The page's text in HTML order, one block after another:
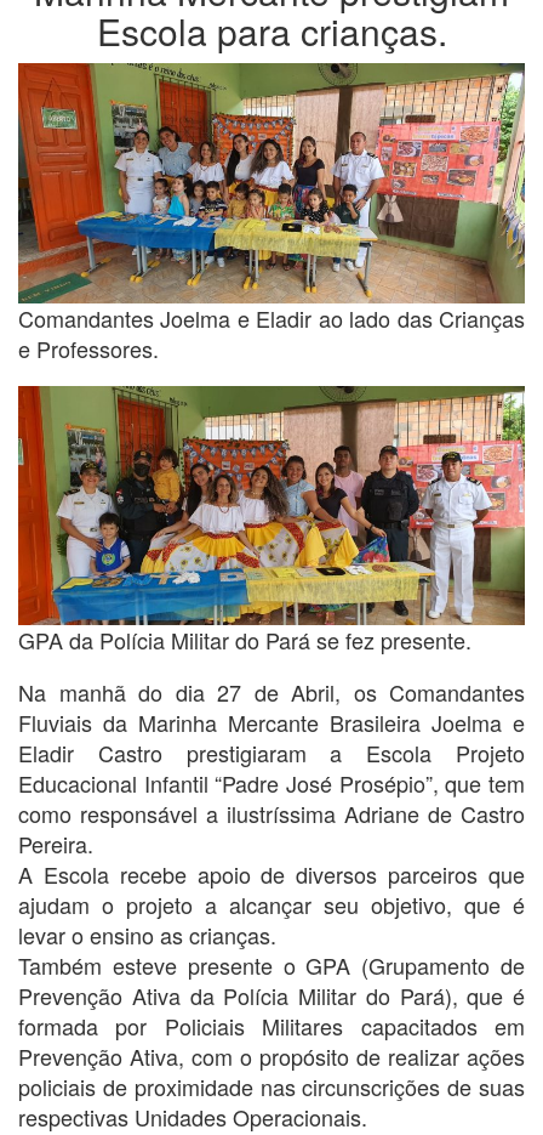
Escola para crianças.
Comandantes Joelma e Eladir ao lado das Crianças
e Professores.
GPA da Polícia Militar do Pará se fez presente.
Na manhã do dia 27 de Abril, os Comandantes
Fluviais da Marinha Mercante Brasileira Joelma e
Eladir Castro prestigiaram a Escola Projeto
Educacional Infantil “Padre José Prosépio”, que tem
como responsável a ilustríssima Adriane de Castro
Pereira.
A Escola recebe apoio de diversos parceiros que
ajudam o projeto a alcançar seu objetivo, que é
levar o ensino as crianças.
Também esteve presente o GPA (Grupamento de
Prevenção Ativa da Polícia Militar do Pará), que é
formada por Policiais Militares capacitados em
Prevenção Ativa, com o propósito de realizar ações
policiais de proximidade nas circunscrições de suas
respectivas Unidades Operacionais.